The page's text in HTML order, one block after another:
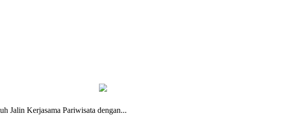
Jalin Kerjasama Pariwisata dengan...